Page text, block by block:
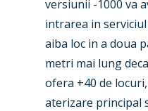
versiunii -1000 va
intrarea in
aiba loc in a doua
metri mai lung
ofera +40 de
aterizare principal